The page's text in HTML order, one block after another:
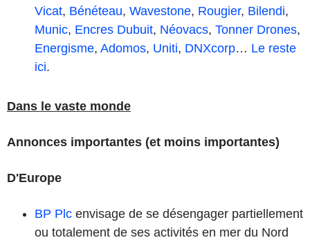
Vicat, Bénéteau, Wavestone, Rougier, Bilendi,
Munic, Encres Dubuit, Néovacs, Tonner Drones,
Energisme, Adomos, Uniti, DNXcorp… Le reste
ici.
Dans le vaste monde
Annonces importantes (et moins importantes)
D'Europe
BP Plc envisage de se désengager partiellement
ou totalement de ses activités en mer du Nord